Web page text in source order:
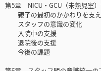
第5章 NICU・GCU（未熟児室
親子の最初のかかわりを支
スタッフの意識の変化
入院中の支援
退院後の支援
今後の課題